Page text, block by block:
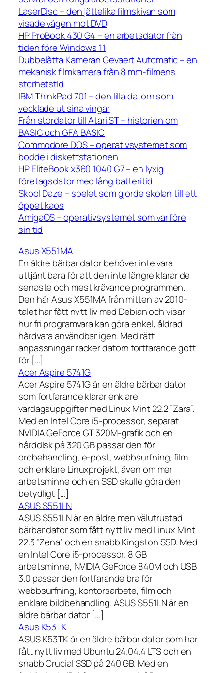
LaserDisc – den jättelika filmskivan som
visade vägen mot DVD
HP ProBook 430 G4 – en arbetsdator från
tiden före Windows 11
Dubbelåtta Kameran Gevaert Automatic – en
mekanisk filmkamera från 8 mm-filmens
storhetstid
IBM ThinkPad 701 – den lilla datorn som
vecklade ut sina vingar
Från stordator till Atari ST – historien om
BASIC och GFA BASIC
Commodore DOS – operativsystemet som
bodde i diskettstationen
HP EliteBook x360 1040 G7 – en lyxig
företagsdator med lång batteritid
Skool Daze – spelet som gjorde skolan till ett
öppet kaos
AmigaOS – operativsystemet som var före
sin tid
Asus X551MA
En äldre bärbar dator behöver inte vara
uttjänt bara för att den inte längre klarar de
senaste och mest krävande programmen.
Den här Asus X551MA från mitten av 2010-
talet har fått nytt liv med Debian och visar
hur fri programvara kan göra enkel, åldrad
hårdvara användbar igen. Med rätt
anpassningar räcker datorn fortfarande gott
för […]
Acer Aspire 5741G
Acer Aspire 5741G är en äldre bärbar dator
som fortfarande klarar enklare
vardagsuppgifter med Linux Mint 22.2 ”Zara”.
Med en Intel Core i5-processor, separat
NVIDIA GeForce GT 320M-grafik och en
hårddisk på 320 GB passar den för
ordbehandling, e-post, webbsurfning, film
och enklare Linuxprojekt, även om mer
arbetsminne och en SSD skulle göra den
betydligt […]
ASUS S551LN
ASUS S551LN är en äldre men välutrustad
bärbar dator som fått nytt liv med Linux Mint
22.3 ”Zena” och en snabb Kingston SSD. Med
en Intel Core i5-processor, 8 GB
arbetsminne, NVIDIA GeForce 840M och USB
3.0 passar den fortfarande bra för
webbsurfning, kontorsarbete, film och
enklare bildbehandling. ASUS S551LN är en
äldre bärbar dator […]
Asus K53TK
ASUS K53TK är en äldre bärbar dator som har
fått nytt liv med Ubuntu 24.04.4 LTS och en
snabb Crucial SSD på 240 GB. Med en